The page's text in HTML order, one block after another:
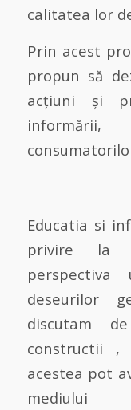
calitatea lor
Prin acest
propun să
acțiuni și
Educatia si
privire la
deseurilor
discutam
constructii ,
acestea pot